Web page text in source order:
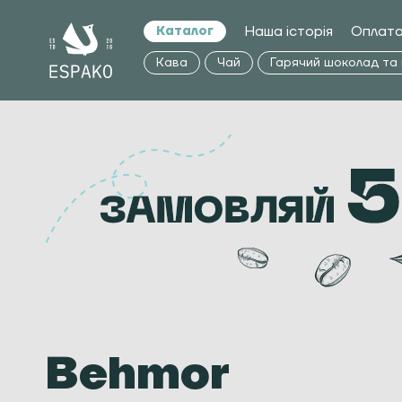
Каталог Наша історія
Кава Чай Гарячий шоколад та
Behmor